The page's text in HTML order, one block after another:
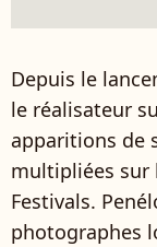
Depuis le
le réalisateur
apparitions de
multipliées sur
Festivals.
photographes